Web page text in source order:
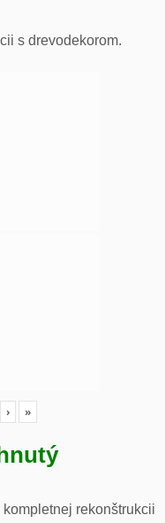
s drevodekorom.
› »
rekonštrukcii